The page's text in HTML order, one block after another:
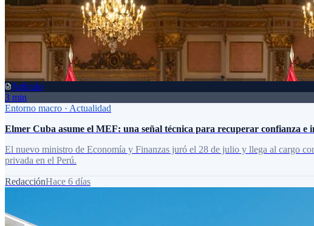
Artículo
3 min
Entorno macro · Actualidad
Elmer Cuba asume el MEF: una señal técnica para recuperar confianza e
El nuevo ministro de Economía y Finanzas juró el 28 de julio y llega al cargo
privada en el Perú.
RedacciónHace 6 días